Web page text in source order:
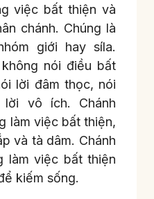
việc bất thiện và
chánh. Chúng là
giới hay síla.
nói điều bất
lời đâm thọc, nói
vô ích. Chánh
làm việc bất thiện,
và tà dâm. Chánh
làm việc bất thiện
kiếm sống.